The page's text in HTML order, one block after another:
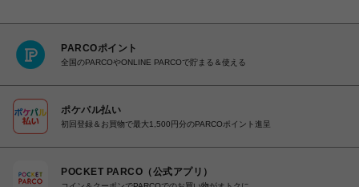
PARCOポイント
全国のPARCOやONLINE PARCOで貯まる＆使える
ポケパル払い
初回登録＆お買物で最大1,500円分のPARCOポイント進呈
POCKET PARCO（公式アプリ）